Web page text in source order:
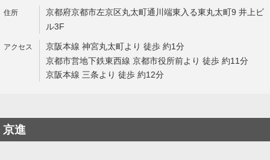
京都府京都市左京区丸太町通川端東入る東丸太町9 井上ビ
ル3F
京阪本線 神宮丸太町より 徒歩 約1分
京都市営地下鉄東西線 京都市役所前より 徒歩 約11分
京阪本線 三条より 徒歩 約12分
京進